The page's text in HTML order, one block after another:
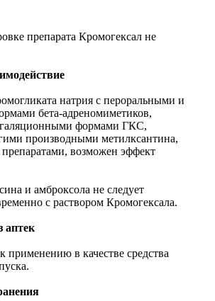
препарата Кромогексал не
натрия с пероральными и
бета-адреномиметиков,
формами ГКС,
производными метилксантина,
возможен эффект
и амброксола не следует
с раствором Кромогексала.
аптек
применению в качестве средства